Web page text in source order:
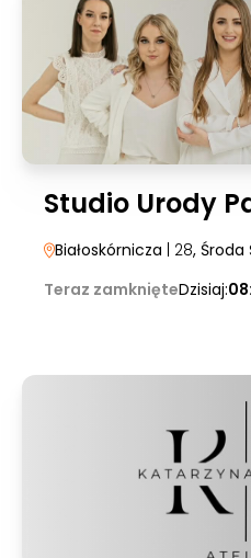
Studio Urody
Białoskórnicza | 28, Środa
Teraz zamknięteDzisiaj: